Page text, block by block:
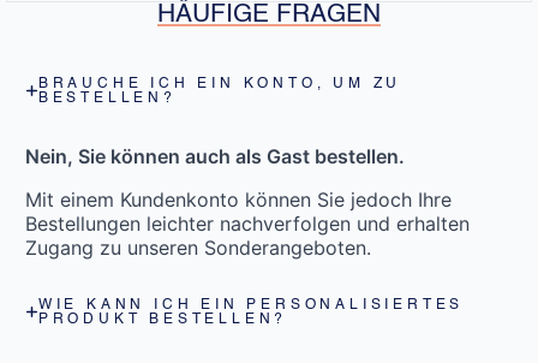
HÄUFIGE FRAGEN
BRAUCHE ICH EIN KONTO, UM ZU
BESTELLEN?
Nein, Sie können auch als Gast bestellen.
Mit einem Kundenkonto können Sie jedoch Ihre
Bestellungen leichter nachverfolgen und erhalten
Zugang zu unseren Sonderangeboten.
WIE KANN ICH EIN PERSONALISIERTES
PRODUKT BESTELLEN?